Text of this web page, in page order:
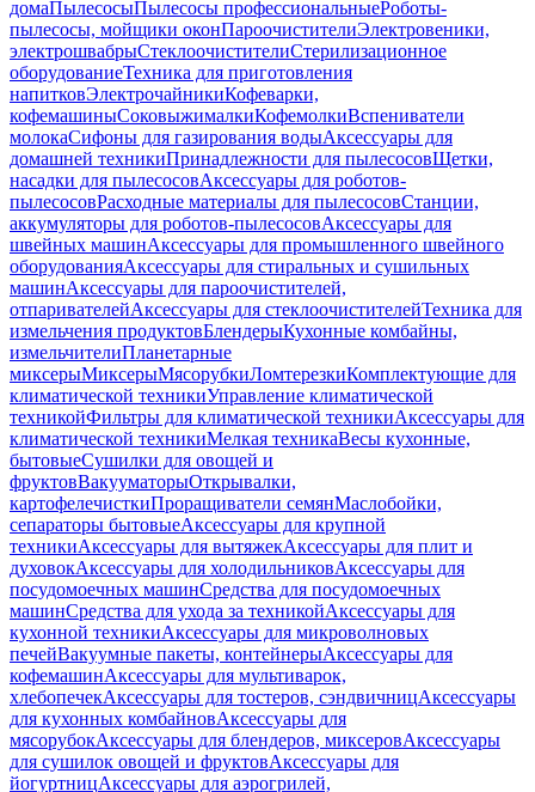
домаПылесосыПылесосы профессиональныеРоботы-
пылесосы, мойщики оконПароочистителиЭлектровеники,
электрошвабрыСтеклоочистителиСтерилизационное
оборудованиеТехника для приготовления
напитковЭлектрочайникиКофеварки,
кофемашиныСоковыжималкиКофемолкиВспениватели
молокаСифоны для газирования водыАксессуары для
домашней техникиПринадлежности для пылесосовЩетки,
насадки для пылесосовАксессуары для роботов-
пылесосовРасходные материалы для пылесосовСтанции,
аккумуляторы для роботов-пылесосовАксессуары для
швейных машинАксессуары для промышленного швейного
оборудованияАксессуары для стиральных и сушильных
машинАксессуары для пароочистителей,
отпаривателейАксессуары для стеклоочистителейТехника для
измельчения продуктовБлендерыКухонные комбайны,
измельчителиПланетарные
миксерыМиксерыМясорубкиЛомтерезкиКомплектующие для
климатической техникиУправление климатической
техникойФильтры для климатической техникиАксессуары для
климатической техникиМелкая техникаВесы кухонные,
бытовыеСушилки для овощей и
фруктовВакууматорыОткрывалки,
картофелечисткиПроращиватели семянМаслобойки,
сепараторы бытовыеАксессуары для крупной
техникиАксессуары для вытяжекАксессуары для плит и
духовокАксессуары для холодильниковАксессуары для
посудомоечных машинСредства для посудомоечных
машинСредства для ухода за техникойАксессуары для
кухонной техникиАксессуары для микроволновых
печейВакуумные пакеты, контейнерыАксессуары для
кофемашинАксессуары для мультиварок,
хлебопечекАксессуары для тостеров, сэндвичницАксессуары
для кухонных комбайновАксессуары для
мясорубокАксессуары для блендеров, миксеровАксессуары
для сушилок овощей и фруктовАксессуары для
йогуртницАксессуары для аэрогрилей,